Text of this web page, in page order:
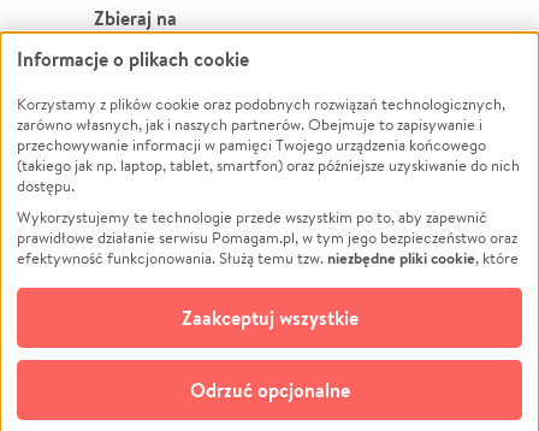
Zbieraj na
Leczenie
Zwierzęta
Pożar
Ukraina
Pomoc Finansowa
Projekty
Pogrzeb
Społeczność lokalna
Kultura
Powódź
Wichura
NGO
Edukacja
Podróż
Impreza
Ochrona środowiska
Biznes
Informacje o plikach cookie
Korzystamy z plików cookie oraz podobnych rozwiązań technologicznych,
zarówno własnych, jak i naszych partnerów. Obejmuje to zapisywanie i
przechowywanie informacji w pamięci Twojego urządzenia końcowego
(takiego jak np. laptop, tablet, smartfon) oraz późniejsze uzyskiwanie do nich
dostępu.
Wykorzystujemy te technologie przede wszystkim po to, aby zapewnić
prawidłowe działanie serwisu Pomagam.pl, w tym jego bezpieczeństwo oraz
efektywność funkcjonowania. Służą temu tzw.niezbędne pliki cookie, które
opcjonalnych plików cookie
technologii do celów analitycznych i retargetingowych. Możesz wyrazić
zgodę na ich stosowanie lub jej odmówić. W dowolnym momencie masz
możliwość zmiany swoich preferencji na stronie „Zarządzaj zgodami cookie”,
do której link znajdziesz w stopce serwisu Pomagam.pl. Opcjonalne pliki
cookie wykorzystywane są w następujących celach:
Odrzuć opcjonalne
Zaakceptuj wszystkie